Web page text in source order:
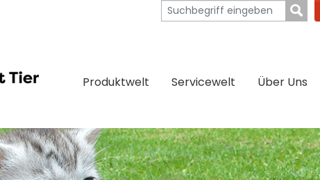
Produktwelt Servicewelt Über Uns